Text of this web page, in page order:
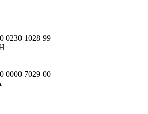
0230 1028 99
0000 7029 00